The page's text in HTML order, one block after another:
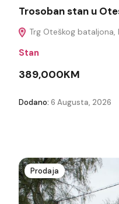
Trosoban stan u
Trg Oteškog bataljona,
Stan
389,000KM
Dodano: 6 Augusta, 2026
Prodaja